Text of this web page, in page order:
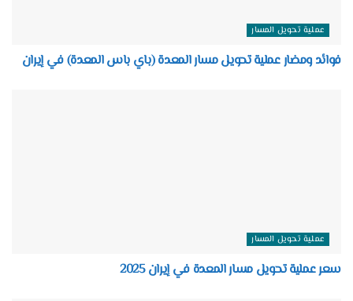
عملية تحويل المسار
فوائد ومضار عملية تحويل مسار المعدة (باي باس المعدة) في إيران
عملية تحويل المسار
سعر عملية تحويل مسار المعدة في إيران 2025